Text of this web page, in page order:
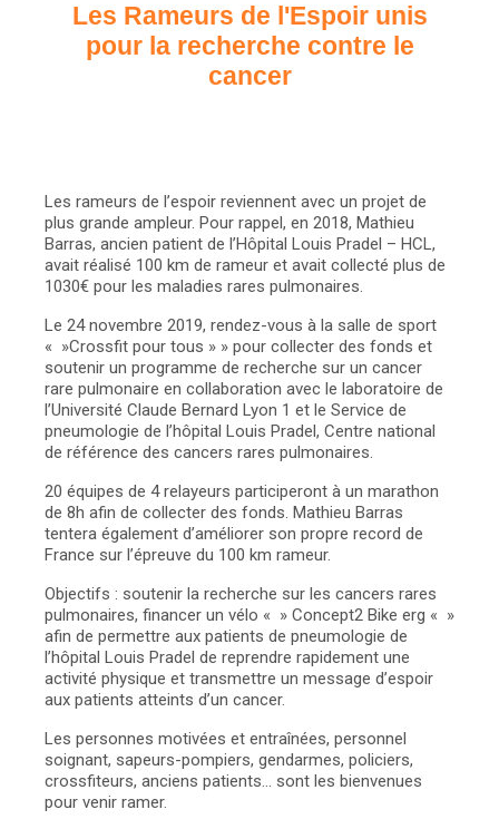
Les Rameurs de l'Espoir unis
pour la recherche contre le
cancer
Les rameurs de l’espoir reviennent avec un projet de
plus grande ampleur. Pour rappel, en 2018, Mathieu
Barras, ancien patient de l’Hôpital Louis Pradel – HCL,
avait réalisé 100 km de rameur et avait collecté plus de
1030€ pour les maladies rares pulmonaires.
Le 24 novembre 2019, rendez-vous à la salle de sport
« »Crossfit pour tous » » pour collecter des fonds et
soutenir un programme de recherche sur un cancer
rare pulmonaire en collaboration avec le laboratoire de
l’Université Claude Bernard Lyon 1 et le Service de
pneumologie de l’hôpital Louis Pradel, Centre national
de référence des cancers rares pulmonaires.
20 équipes de 4 relayeurs participeront à un marathon
de 8h afin de collecter des fonds. Mathieu Barras
tentera également d’améliorer son propre record de
France sur l’épreuve du 100 km rameur.
Objectifs : soutenir la recherche sur les cancers rares
pulmonaires, financer un vélo « » Concept2 Bike erg « »
afin de permettre aux patients de pneumologie de
l’hôpital Louis Pradel de reprendre rapidement une
activité physique et transmettre un message d’espoir
aux patients atteints d’un cancer.
Les personnes motivées et entraînées, personnel
soignant, sapeurs-pompiers, gendarmes, policiers,
crossfiteurs, anciens patients… sont les bienvenues
pour venir ramer.